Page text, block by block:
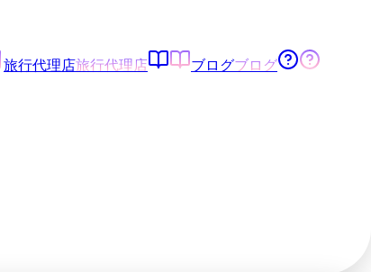
旅行代理店旅行代理店 ブログブログ